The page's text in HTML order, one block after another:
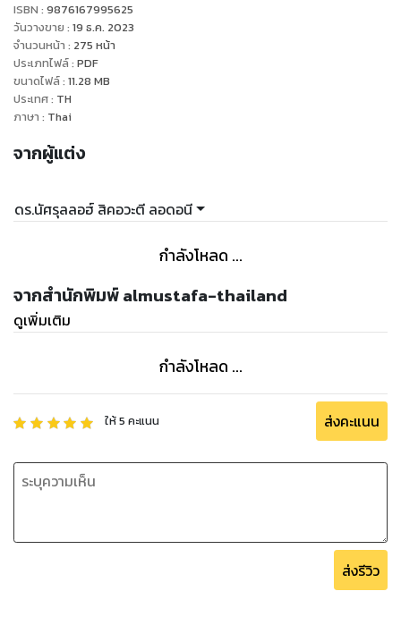
ISBN : 9876167995625
วันวางขาย : 19 ธ.ค. 2023
จำนวนหน้า : 275 หน้า
ประเภทไฟล์: PDF
ขนาดไฟล์: 11.28 MB
ประเทศ: TH
ภาษา : Thai
จากผู้แต่ง
ดร.นัศรุลลอฮ์ สิคอวะตี ลอดอนี
กำลังโหลด ...
จากสำนักพิมพ์ almustafa-thailand
ดูเพิ่มเติม
กำลังโหลด ...
ให้5 คะแนน ส่งคะแนน
ส่งรีวิว